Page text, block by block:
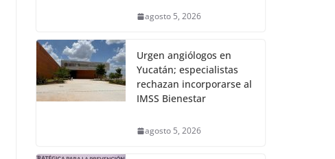
agosto 5, 2026
Urgen angiólogos en
Yucatán; especialistas
rechazan incorporarse al
IMSS Bienestar
agosto 5, 2026